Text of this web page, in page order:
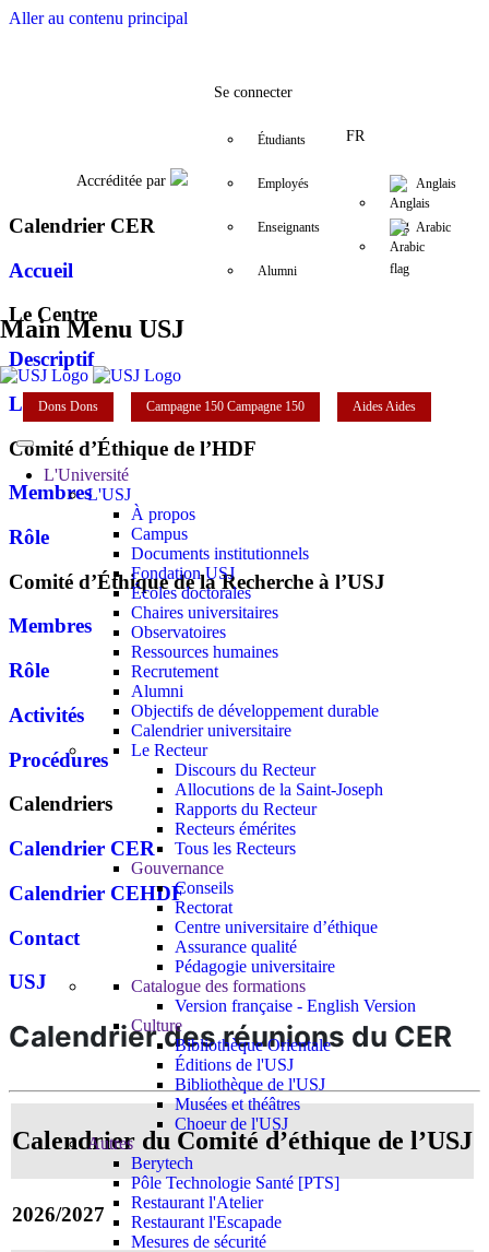
Aller au contenu principal
FacebookTwitter
Accréditée par
Se connecter
Étudiants
Employés
Enseignants
Alumni
FR
Anglais
Arabic
Main Menu USJ
Dons Dons Campagne 150 Campagne 150 AidesAides
L'Université
L'USJ
À propos
Campus
Documents institutionnels
Fondation USJ
Écoles doctorales
Chaires universitaires
Observatoires
Ressources humaines
Recrutement
Alumni
Objectifs de développement durable
Calendrier universitaire
Le Recteur
Discours du Recteur
Allocutions de la Saint-Joseph
Rapports du Recteur
Recteurs émérites
Tous les Recteurs
Gouvernance
Conseils
Rectorat
Centre universitaire d’éthique
Assurance qualité
Pédagogie universitaire
Catalogue des formations
Version française - English Version
Culture
Bibliothèque Orientale
Éditions de l'USJ
Bibliothèque de l'USJ
Musées et théâtres
Choeur de l'USJ
Autres
Berytech
Pôle Technologie Santé [PTS]
Restaurant l'Atelier
Restaurant l'Escapade
Mesures de sécurité
Calendrier CER
Accueil
Le Centre
Descriptif
L'Équipe
Comité d’Éthique de l’HDF
Membres
Rôle
Comité d’Éthique de la Recherche à l’USJ
Membres
Rôle
Activités
Procédures
Calendriers
Calendrier CER
Calendrier CEHDF
Contact
USJ
Calendrier des réunions du CER
Calendrier du Comité d’éthique de l’USJ
2026/2027